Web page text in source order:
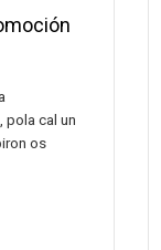
cal un
os